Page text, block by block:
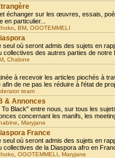
échanger sur les œuvres, essais,
en particulier...
BM OGOTEMMELI
seul où seront admis des sujets en
collectives des autres parties de notre
Chabine
à recevoir les articles piochés à
de ne pas les réduire à l'état de
team
& Annonces
Black" entre nous, sur tous les
concernant les manifs, les
Maryjane
France
seul où seront admis des sujets en
collectives de la Diaspora afro en
OGOTEMMELI Maryjane